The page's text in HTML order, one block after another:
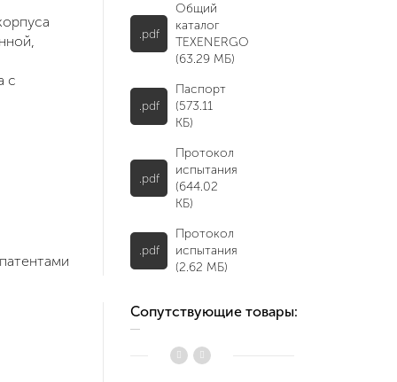
с
.pdf
Общий
каталог
TEXENERGO
(63.29 МБ)
.pdf
Паспорт
(573.11
КБ)
.pdf
Протокол
испытания
(644.02
КБ)
.pdf
Протокол
испытания
(2.62 МБ)
Сопутствующие товары: